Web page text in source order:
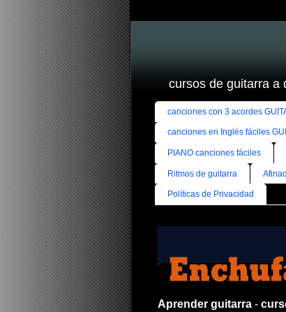
cursos de guitarra a
canciones con 3 acordes
canciones en Inglés fáciles
PIANO canciones fáciles
Ritmos de guitarra
Políticas de Privacidad
Aprender guitarra-